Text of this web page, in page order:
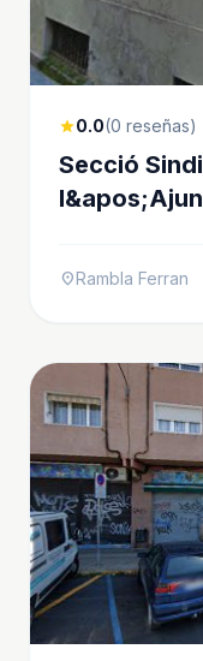
star0.0(0 reseñas)
Secció
location_onRambla Ferran